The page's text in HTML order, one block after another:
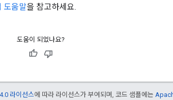
도움말을 참고하세요.
도움이 되었나요?
라이선스에 따라 라이선스가 부여되며, 코드 샘플에는